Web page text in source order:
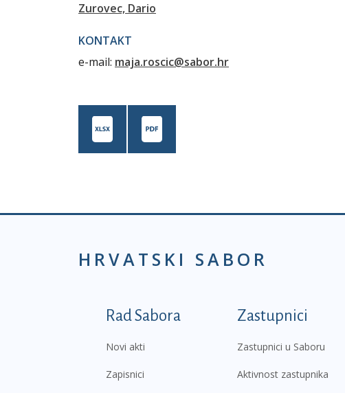
Zurovec, Dario
KONTAKT
e-mail: maja.roscic@sabor.hr
HRVATSKI SABOR
Podnožje prvi izbornik
Rad Sabora
Novi akti
Zapisnici
Zastupnici
Zastupnici u Saboru
Aktivnost zastupnika